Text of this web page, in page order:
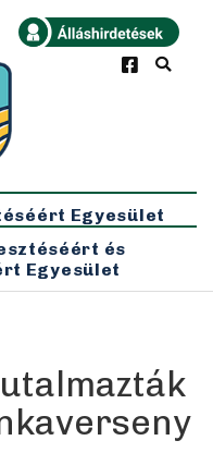
×
Egyesület
és
Egyesület